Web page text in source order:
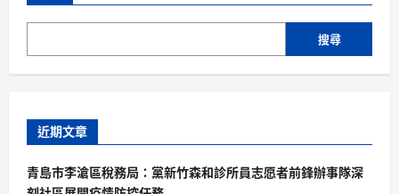
搜尋
近期文章
青島市李滄區稅務局：黨新竹森和診所員志愿者前鋒辦事隊深